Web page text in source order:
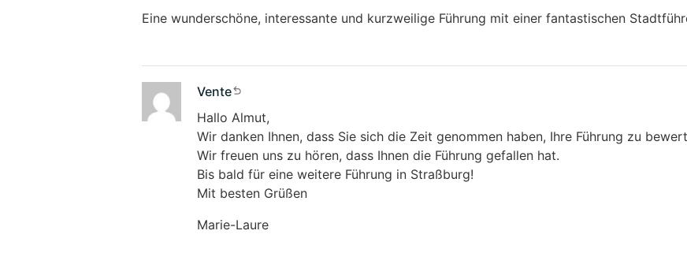
Eine wunderschöne, interessante und kurzweilige Führung mit einer fantastischen
Vente
Hallo Almut,
Wir danken Ihnen, dass Sie sich die Zeit genommen haben, Ihre Führung zu
Wir freuen uns zu hören, dass Ihnen die Führung gefallen hat.
Bis bald für eine weitere Führung in Straßburg!
Mit besten Grüßen
Marie-Laure